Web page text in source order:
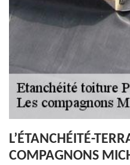
L’ÉTANCHÉITÉ-
COMPAGNONS